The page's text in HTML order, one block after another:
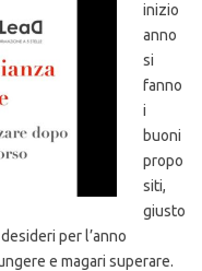
inizio
anno
si
fanno
i
buoni
propo
siti,
giusto
per l’anno
e magari superare.